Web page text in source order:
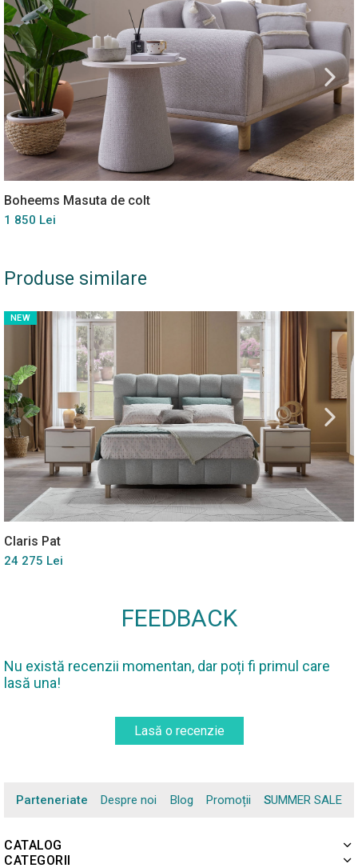
Boheems Masuta de colt
1 850 Lei
Produse similare
NEW
Claris Pat
24 275 Lei
FEEDBACK
Nu există recenzii momentan, dar poți fi primul care
lasă una!
Lasă o recenzie
Parteneriate Despre noi Blog Promoții SUMMER SALE
CATALOG
CATEGORII